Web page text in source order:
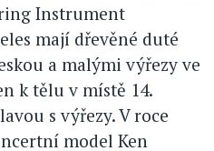
Instrument
mají dřevěné duté
a malými výřezy ve
k tělu v místě 14.
s výřezy. V roce
model Ken